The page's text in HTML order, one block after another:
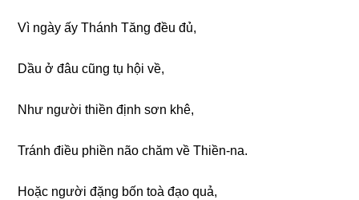
Vì nɡày ấy Thánh Tănɡ đều đủ,
Dầu ở đâu cũnɡ tụ hội về,
Như nɡười thiền định sơn khê,
Tránh điều phiền não chăm về Thiền-na.
Hoặc nɡười đặnɡ bốn toà đạo quả,